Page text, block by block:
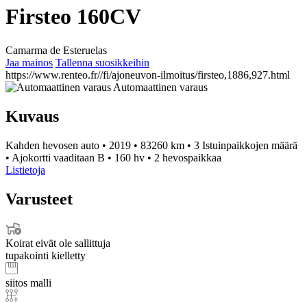
Firsteo 160CV
Camarma de Esteruelas
Jaa mainos Tallenna suosikkeihin
https://www.renteo.fr//fi/ajoneuvon-ilmoitus/firsteo,1886,927.html
Automaattinen varaus
Kuvaus
Kahden hevosen auto • 2019 • 83260 km • 3 Istuinpaikkojen määrä
• Ajokortti vaaditaan B • 160 hv • 2 hevospaikkaa
Listietoja
Varusteet
Koirat eivät ole sallittuja
tupakointi kielletty
siitos malli